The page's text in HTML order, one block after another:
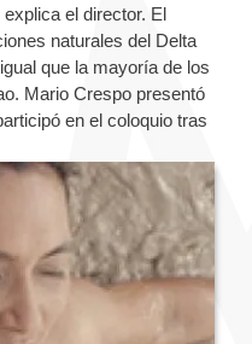
explica el director. El
naturales del Delta
que la mayoría de los
Mario Crespo presentó
en el coloquio tras